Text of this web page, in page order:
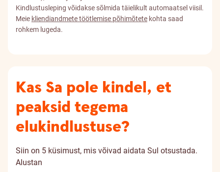
Kindlustusleping võidakse sõlmida täielikult automaatsel viisil.
Meie kliendiandmete töötlemise põhimõtete kohta saad
rohkem lugeda.
Kas Sa pole kindel, et
peaksid tegema
elukindlustuse?
Siin on 5 küsimust, mis võivad aidata Sul otsustada.
Alustan